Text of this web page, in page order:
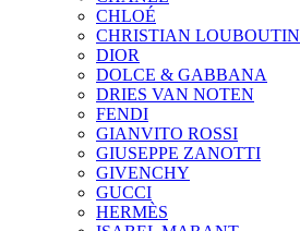
CHLOÉ
CHRISTIAN LOUBOUTIN
DIOR
DOLCE & GABBANA
DRIES VAN NOTEN
FENDI
GIANVITO ROSSI
GIUSEPPE ZANOTTI
GIVENCHY
GUCCI
HERMÈS